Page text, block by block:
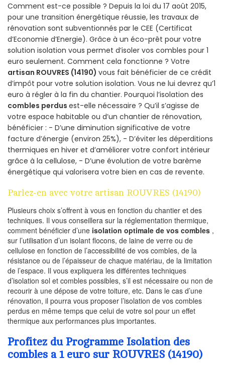
Comment est-ce possible ? Depuis la loi du 17 août 2015,
pour une transition énergétique réussie, les travaux de
rénovation sont subventionnés par le CEE (Certificat
d’Economie d’Energie). Grâce à un éco-prêt pour votre
solution isolation vous permet d’isoler vos combles pour 1
euro seulement. Comment cela fonctionne ? Votre
artisan ROUVRES (14190) vous fait bénéficier de ce crédit
d’impôt pour votre solution isolation. Vous ne lui devrez qu’1
euro à régler à la fin du chantier. Pourquoi l’isolation des
combles perdus est-elle nécessaire ? Qu’il s’agisse de
votre espace habitable ou d’un chantier de rénovation,
bénéficier : - D’une diminution significative de votre
facture d’énergie (environ 25%), - D’éviter les déperditions
thermiques en hiver et d’améliorer votre confort intérieur
grâce à la cellulose, - D’une évolution de votre barème
énergétique qui valorisera votre bien en cas de revente.
Parlez-en avec votre artisan ROUVRES (14190)
Plusieurs choix s’offrent à vous en fonction du chantier et des
techniques. Il vous conseillera sur la réglementation thermique,
comment bénéficier d’une isolation optimale de vos combles ,
sur l’utilisation d’un isolant flocons, de laine de verre ou de
cellulose en fonction de l’accessibilité de vos combles, de la
résistance ou de l’épaisseur de chaque matériau, de la limitation
de l’espace. Il vous expliquera les différentes techniques
d’isolation sol et combles possibles, s’il est nécessaire ou non de
recourir à une dépose de votre toiture, etc. Dans le cas d’une
rénovation, il pourra vous proposer l’isolation de vos combles
perdus en même temps que celui de votre sol pour un effet
thermique aux performances plus importantes.
Profitez du Programme Isolation des
combles a 1 euro sur ROUVRES (14190)